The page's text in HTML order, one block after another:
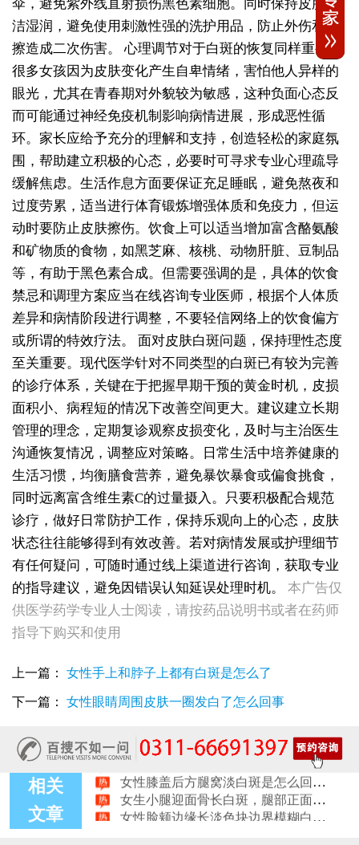
伞，避免紫外线直射损伤黑色素细胞。同时保持皮肤清
洁湿润，避免使用刺激性强的洗护用品，防止外伤和摩
擦造成二次伤害。
心理调节对于白斑的恢复同样重要。
很多女孩因为皮肤变化产生自卑情绪，害怕他人异样的
眼光，尤其在青春期对外貌较为敏感，这种负面心态反
而可能通过神经免疫机制影响病情进展，形成恶性循
环。家长应给予充分的理解和支持，创造轻松的家庭氛
围，帮助建立积极的心态，必要时可寻求专业心理疏导
缓解焦虑。生活作息方面要保证充足睡眠，避免熬夜和
过度劳累，适当进行体育锻炼增强体质和免疫力，但运
动时要防止皮肤擦伤。饮食上可以适当增加富含酪氨酸
和矿物质的食物，如黑芝麻、核桃、动物肝脏、豆制品
等，有助于黑色素合成。但需要强调的是，具体的饮食
禁忌和调理方案应当在线咨询专业医师，根据个人体质
差异和病情阶段进行调整，不要轻信网络上的饮食偏方
或所谓的特效疗法。
面对皮肤白斑问题，保持理性态度
至关重要。现代医学针对不同类型的白斑已有较为完善
的诊疗体系，关键在于把握早期干预的黄金时机，皮损
面积小、病程短的情况下改善空间更大。建议建立长期
管理的理念，定期复诊观察皮损变化，及时与主治医生
沟通恢复情况，调整应对策略。日常生活中培养健康的
生活习惯，均衡膳食营养，避免暴饮暴食或偏食挑食，
同时远离富含维生素C的过量摄入。只要积极配合规范
诊疗，做好日常防护工作，保持乐观向上的心态，皮肤
状态往往能够得到有效改善。若对病情发展或护理细节
有任何疑问，可随时通过线上渠道进行咨询，获取专业
的指导建议，避免因错误认知延误处理时机。
本广告仅
供医学药学专业人士阅读，请按药品说明书或者在药师
指导下购买和使用
上一篇： 女性手上和脖子上都有白斑是怎么了
下一篇： 女性眼睛周围皮肤一圈发白了怎么回事
相关
文章
女性后背腰窝长小白点凹陷处色素变淡，是白癜风早期症状吗
女生脚踝骨节凸起处长白斑 脱色原因与应对方法
女性小腿冒出小白点，浅色斑点是白癜风吗
女性尾椎骨白斑是白癜风吗后背浅色皮损判断
女生腰窝长白斑凹陷脱色 警惕白癜风迹象
眼角细小白点、眼周浅色斑块，严重吗
女生鼻翼下方长淡白斑怎么回事？鼻下皮肤发白原因详解
女性膝盖后方腿窝淡白斑是怎么回事 隐蔽处白斑咨询
女生小腿迎面骨长白斑，腿部正面发白解答
女性脸颊边缘长淡色块边界模糊白斑是怎么回事
女生手腕外侧长小白斑且日常活动发白，警惕白癜风信号